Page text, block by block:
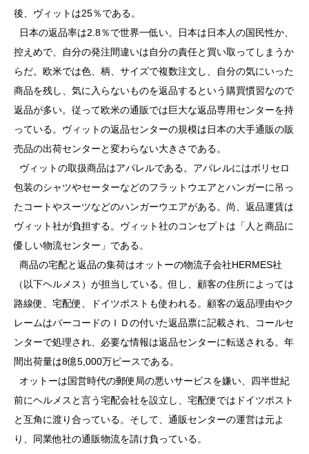
後、ヴィットは25％である。
日本の返品率は2.8％で世界一低い。日本は日本人の国民性か、
控えめで、自分の発注間違いは自分の責任と買い取ってしまうか
らだ。欧米では色、柄、サイズで複数注文し、自分の気にいった
商品を残し、気に入らないものを返品するという購買慣習なので
返品が多い。従って欧米の通販では巨大な返品専用センターを持
っている。ヴィットの返品センターの規模は日本の大手通販の販
売品の出荷センターと変わらない大きさである。
ヴィットの取扱商品はアパレルである。アパレルにはポリセロ
包装のシャツやセーターなどのフラットウエアとハンガーに吊っ
たコートやスーツなどのハンガーウエアがある。尚、返品運賃は
ヴィット社が負担する。ヴィット社のコンセプトは「人と商品に
優しい物流センター」である。
商品の宅配と返品の集荷はオットーの物流子会社HERMES社
（以下ヘルメス）が担当している。但し、顧客の住所によっては
路線便、宅配便、ドイツポストも使われる。顧客の返品理由やク
レームはバーコードのＩＤの付いた返品票に記載され、コールセ
ンターで処理され、必要な情報は返品センターに転送される。年
間出荷量は8億5,000万ピースである。
オットーは国営時代の郵便局の悪いサービスを嫌い、四半世紀
前にヘルメスと言う宅配会社を設立し、宅配便ではドイツポスト
と互角に渡り合っている。そして、通販センターの運営は元よ
り、同業他社の通販物流を請け負っている。